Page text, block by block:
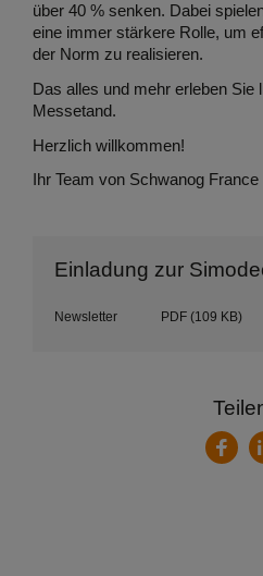
über 40 % senken. Dabei
eine immer stärkere Rolle, um
der Norm zu realisieren.
Das alles und mehr erleben Sie
Messetand.
Herzlich willkommen!
Ihr Team von Schwanog France
Einladung zur
Newsletter PDF (109 KB)